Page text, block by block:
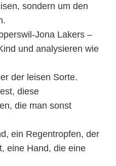
sondern um den
Jona Lakers –
und analysieren wie
der leisen Sorte.
diese
die man sonst
ein Regentropfen, der
eine Hand, die eine